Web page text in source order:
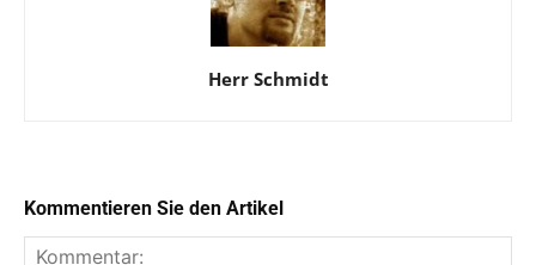
Herr Schmidt
Kommentieren Sie den Artikel